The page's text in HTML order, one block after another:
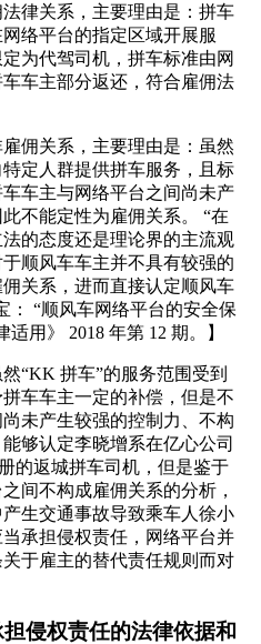
律关系，主要理由是：拼车
络平台的指定区域开展服
为代驾司机，拼车标准由网
车主部分返还，符合雇佣法
佣关系，主要理由是：虽然
定人群提供拼车服务，且标
车主与网络平台之间尚未产
不能定性为雇佣关系。 “在
的态度还是理论界的主流观
顺风车车主并不具有较强的
关系，进而直接认定顺风车
： “顺风车网络平台的安全保
用》 2018 年第 12 期。】
“KK 拼车”的服务范围受到
车车主一定的补偿，但是不
未产生较强的控制力、不构
够认定李晓增系在亿心公司
的返城拼车司机，但是鉴于
间不构成雇佣关系的分析，
生交通事故导致乘车人徐小
承担侵权责任，网络平台并
于雇主的替代责任规则而对
侵权责任的法律依据和